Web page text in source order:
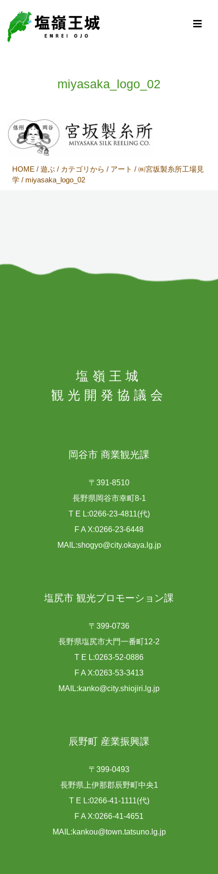
miyasaka_logo_02
HOME / 遊ぶ / カテゴリから / アート / ㈱宮坂製糸所工場見
学 / miyasaka_logo_02
塩嶺王城
観光開発協議会
岡谷市 商業観光課
〒391-8510
長野県岡谷市幸町8-1
T E L:0266-23-4811(代)
F A X:0266-23-6448
MAIL:shogyo@city.okaya.lg.jp
塩尻市 観光プロモーション課
〒399-0736
長野県塩尻市大門一番町12-2
T E L:0263-52-0886
F A X:0263-53-3413
MAIL:kanko@city.shiojiri.lg.jp
辰野町 産業振興課
〒399-0493
長野県上伊那郡辰野町中央1
T E L:0266-41-1111(代)
F A X:0266-41-4651
MAIL:kankou@town.tatsuno.lg.jp